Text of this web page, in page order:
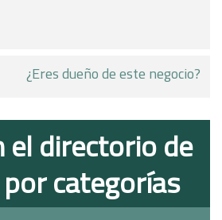
¿Eres dueño de este negocio?
el directorio de
categorías